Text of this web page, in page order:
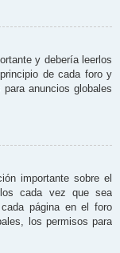
y debería leerlos
de cada foro y
anuncios globales
importante sobre el
cada vez que sea
página en el foro
los permisos para